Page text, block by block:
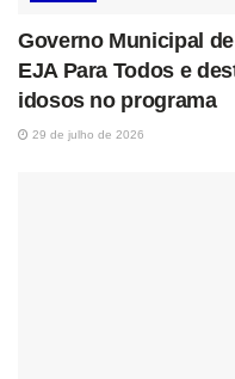
Governo Municipal
EJA Para Todos e
idosos no programa
29 de julho de 2026